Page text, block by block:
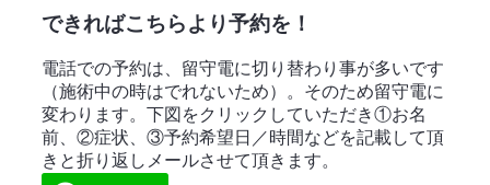
できればこちらより予約を！
電話での予約は、留守電に切り替わり事が多いです
（施術中の時はでれないため）。そのため留守電に
変わります。下図をクリックしていただき①お名
前、②症状、③予約希望日／時間などを記載して頂
きと折り返しメールさせて頂きます。